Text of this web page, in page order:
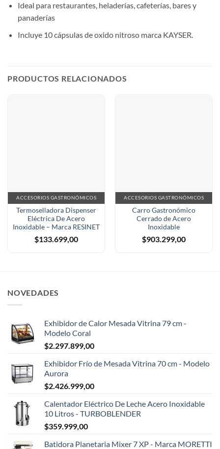
Ideal para restaurantes, heladerías, cafeterías, bares y
panaderías
Incluye 10 cápsulas de oxido nitroso marca KAYSER.
PRODUCTOS RELACIONADOS
ACCESORIOS GASTRONÓMICOS
Termoselladora Dispenser
Eléctrica De Acero
Inoxidable – Marca RESINET
$133.699,00
ACCESORIOS GASTRONÓMICOS
Carro Gastronómico
Cerrado de Acero
Inoxidable
$903.299,00
NOVEDADES
Exhibidor de Calor Mesada Vitrina 79 cm -
Modelo Coral
$2.297.899,00
Exhibidor Frío de Mesada Vitrina 70 cm - Modelo
Aurora
$2.426.999,00
Calentador Eléctrico De Leche Acero Inoxidable
10 Litros - TURBOBLENDER
$359.999,00
Batidora Planetaria Mixer 7 XP - Marca MORETTI